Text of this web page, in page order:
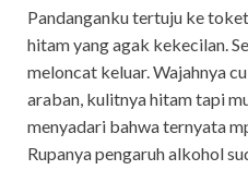
Pandanganku tertuju ke
hitam yang agak kekecilan.
meloncat keluar. Wajahnya
araban, kulitnya hitam tapi
menyadari bahwa ternyata
Rupanya pengaruh alkohol